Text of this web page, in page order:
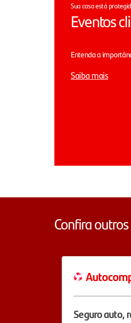
Sua casa está
Eventos
Entenda a
Saiba mais
Confira
Seguro auto,